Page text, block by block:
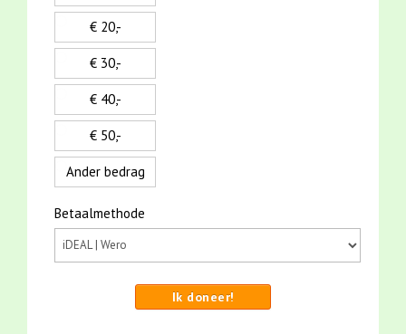
€ 20,-
€ 30,-
€ 40,-
€ 50,-
Ander bedrag
Betaalmethode
Ik doneer!